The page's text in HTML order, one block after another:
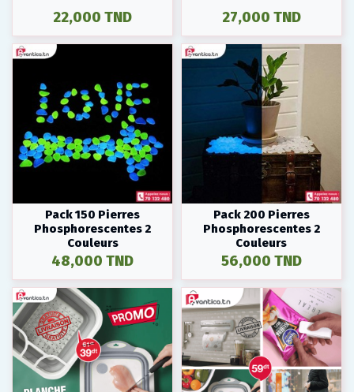
22,000 TND 27,000 TND
Pack 150 Pierres
Phosphorescentes 2
Couleurs
48,000 TND
Pack 200 Pierres
Phosphorescentes 2
Couleurs
56,000 TND